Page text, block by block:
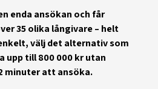
enda ansökan och får
35 olika långivare – helt
välj det alternativ som
upp till 800 000 kr utan
minuter att ansöka.